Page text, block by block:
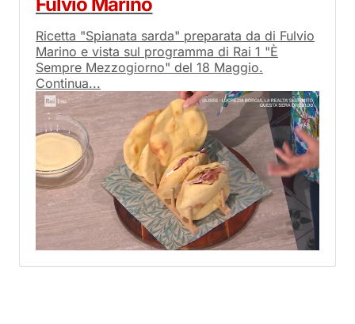
Ricetta "Spianata sarda" preparata da di Fulvio
Marino e vista sul programma di Rai 1 "È
Sempre Mezzogiorno" del 18 Maggio.
Continua...